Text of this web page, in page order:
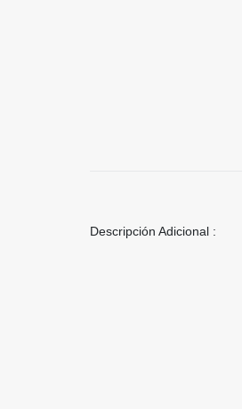
Descripción Adicional :